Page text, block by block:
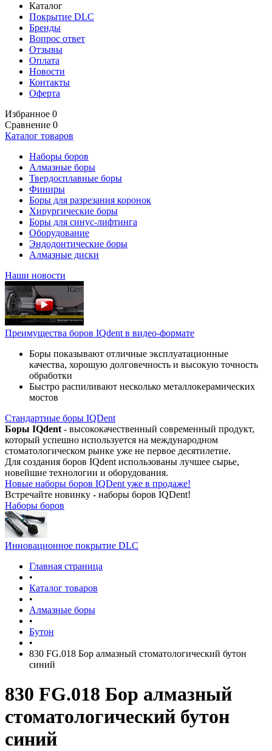
Каталог
Покрытие DLC
Бренды
Вопрос ответ
Отзывы
Оплата
Новости
Контакты
Оферта
Избранное 0
Сравнение 0
Каталог товаров
Наборы боров
Алмазные боры
Твердосплавные боры
Финиры
Боры для разрезания коронок
Хирургические боры
Боры для синус-лифтинга
Оборудование
Эндодонтические боры
Алмазные диски
Наши новости
Преимущества боров IQdent в видео-формате
Боры показывают отличные эксплуатационные
качества, хорошую долговечность и высокую точность
обработки
Быстро распиливают несколько металлокерамических
мостов
Стандартные боры IQDent
Боры IQdent - высококачественный современный продукт,
который успешно используется на международном
стоматологическом рынке уже не первое десятилетие.
Для создания боров IQdent использованы лучшее сырье,
новейшие технологии и оборудования.
Новые наборы боров IQDent уже в продаже!
Встречайте новинку - наборы боров IQDent!
Наборы боров
Инновационное покрытие DLC
Главная страница
•
Каталог товаров
•
Алмазные боры
•
Бутон
•
830 FG.018 Бор алмазный стоматологический бутон
синий
830 FG.018 Бор алмазный
стоматологический бутон
синий